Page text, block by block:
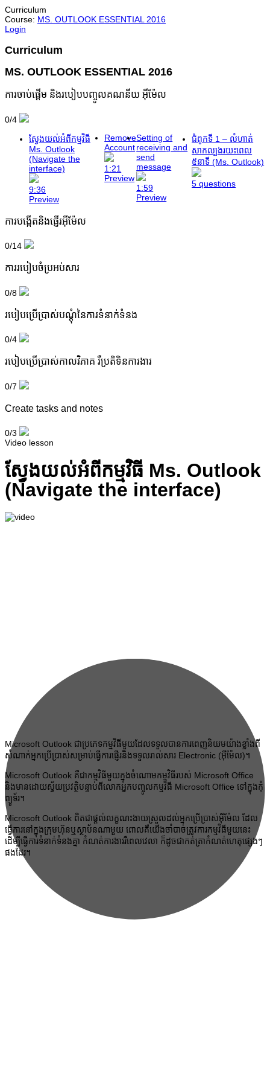
Curriculum
Course: MS. OUTLOOK ESSENTIAL 2016
Login
Curriculum
MS. OUTLOOK ESSENTIAL 2016
ការចាប់ផ្តើម និងរបៀបបញ្ចូលគណនីយ អ៊ីម៉ែល
0/4
ស្វែងយល់អំពីកម្មវិធី
Ms. Outlook
(Navigate the
interface)
9:36
Preview
Remove
Account
1:21
Preview
Setting of
receiving and
send
message
1:59
Preview
ជំពូកទី 1 – លំហាត់
សាកល្បងរយះពេល
៥នាទី (Ms. Outlook)
5 questions
ការបង្កើតនិងផ្ញើរអ៊ីម៉ែល
0/14
ការរបៀបចំប្រអប់សារ
0/8
របៀបប្រើប្រាស់បណ្តុំនៃការទំនាក់ទំនង
0/4
របៀបប្រើប្រាស់កាលវិភាគ រឺប្រតិទិនការងារ
0/7
Create tasks and notes
0/3
Video lesson
ស្វែងយល់អំពីកម្មវិធី Ms. Outlook
(Navigate the interface)
Microsoft Outlook ជាប្រភេទកម្មវិធីមួយដែលទទួលបានការពេញនិយមយ៉ាងខ្លាំងពី
សំណាក់អ្នកប្រើប្រាស់សម្រាប់ធ្វើការផ្ញើរនិងទទួលរាល់សារ Electronic (អ៊ីម៉ែល)។
Microsoft Outlook គឺជាកម្មវិធីមួយក្នុងចំណោមកម្មវិធីរបស់ Microsoft Office
និងមានដោយស្វ័យប្រវត្ថិបន្ទាប់ពីលោកអ្នកបញ្ចូលកម្មវិធី Microsoft Office ទៅក្នុងកុំ
ព្យូទ័រ។
Microsoft Outlook ពិតជាផ្តល់លក្ខណះងាយស្រួលដល់អ្នកប្រើប្រាស់អ៊ីម៉ែល ដែល
ធ្វើការនៅក្នុងក្រុមហ៊ុនឬស្ថាប័នណាមួយ ពោលគឺយើងចាំបាច់ត្រូវការកម្មវិធីមួយនេះ
ដើម្បីធ្វើការទំនាក់ទំនងគ្នា កំណត់ការងាររឺពេលវេលា ក៏ដូចជាកត់ត្រាកំណត់ហេតុផ្សេងៗ
ផងដែរ។
Sign In
Continue with